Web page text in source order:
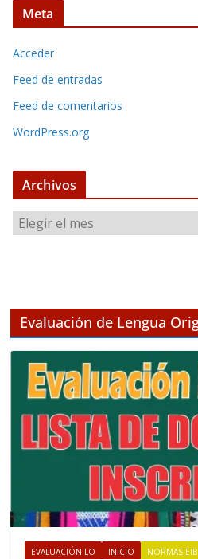
Meta
Acceder
Feed de entradas
Feed de comentarios
WordPress.org
Archivos
r
o
Evaluación de Lengua
EVALUACIÓN LO INICIO NORMAS EIB